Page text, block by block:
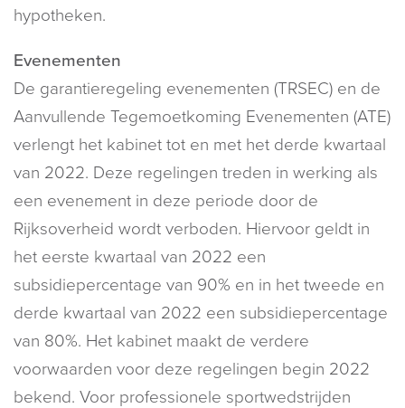
hypotheken.
Evenementen
De garantieregeling evenementen (TRSEC) en de
Aanvullende Tegemoetkoming Evenementen (ATE)
verlengt het kabinet tot en met het derde kwartaal
van 2022. Deze regelingen treden in werking als
een evenement in deze periode door de
Rijksoverheid wordt verboden. Hiervoor geldt in
het eerste kwartaal van 2022 een
subsidiepercentage van 90% en in het tweede en
derde kwartaal van 2022 een subsidiepercentage
van 80%. Het kabinet maakt de verdere
voorwaarden voor deze regelingen begin 2022
bekend. Voor professionele sportwedstrijden